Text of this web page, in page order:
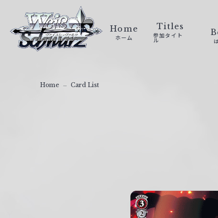
ァ
Home
ホーム
Titles
参加タイト
ル
Home Card List